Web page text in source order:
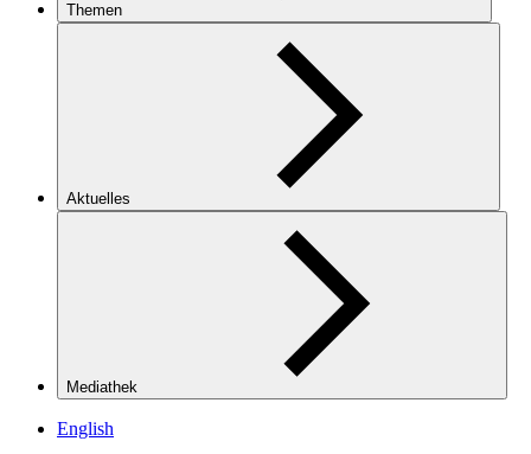
Themen
Aktuelles
Mediathek
English